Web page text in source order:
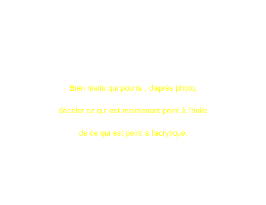
Bien malin qui pourra , d'après photo,
déceler ce qui est maintenant peint à l'huile
de ce qui est peint à l'acrylique.